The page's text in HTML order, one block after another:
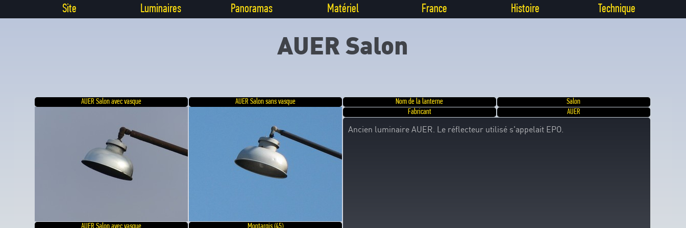
Site Luminaires Panoramas Matériel France Histoire Technique
AUER Salon
AUER Salon avec vasque AUER Salon sans vasque Nom de la lanterne
Salon
Fabricant
AUER
Ancien luminaire AUER. Le réflecteur utilisé s'appelait EPO.